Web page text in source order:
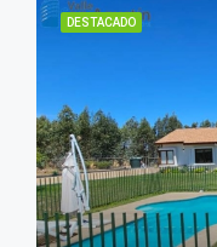
DESTACADO